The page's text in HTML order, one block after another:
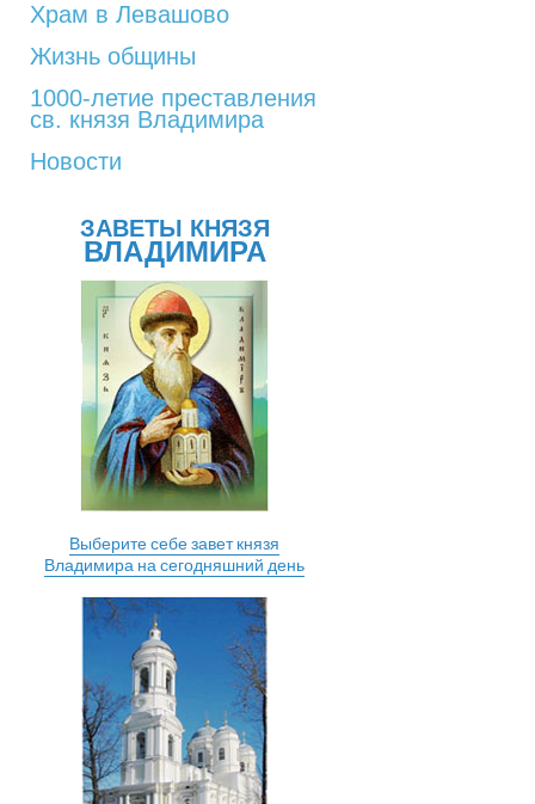
Храм в Левашово
Жизнь общины
1000-летие преставления
св. князя Владимира
Новости
ЗАВЕТЫ КНЯЗЯ
ВЛАДИМИРА
Выберите себе завет князя
Владимира на сегодняшний день